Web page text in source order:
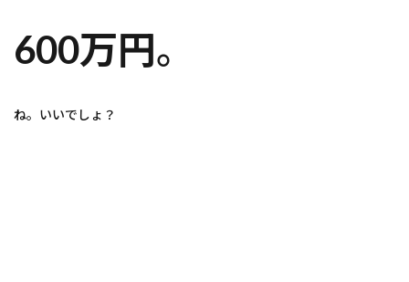
600万円。
ね。いいでしょ？